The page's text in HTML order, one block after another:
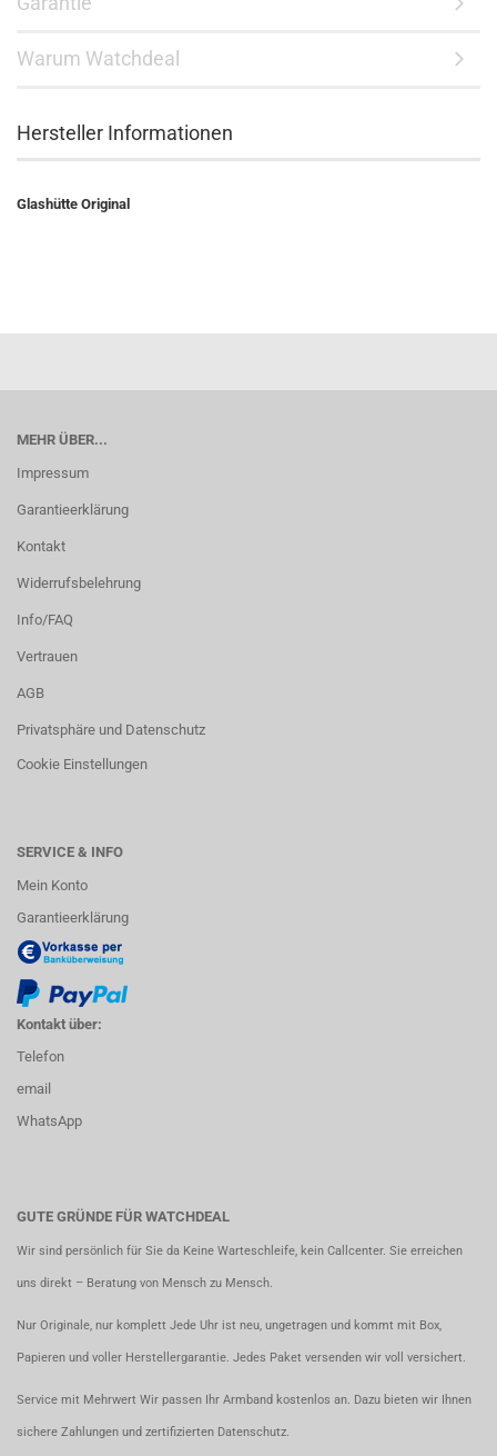
Warum Watchdeal
Hersteller Informationen
Glashütte Original
MEHR ÜBER...
Impressum
Garantieerklärung
Kontakt
Widerrufsbelehrung
Info/FAQ
Vertrauen
AGB
Privatsphäre und Datenschutz
Cookie Einstellungen
SERVICE & INFO
Mein Konto
Garantieerklärung
Kontakt über:
Telefon
email
WhatsApp
GUTE GRÜNDE FÜR WATCHDEAL
Wir sind persönlich für Sie da Keine Warteschleife, kein Callcenter. Sie erreichen
uns direkt – Beratung von Mensch zu Mensch.
Nur Originale, nur komplett Jede Uhr ist neu, ungetragen und kommt mit Box,
Papieren und voller Herstellergarantie. Jedes Paket versenden wir voll versichert.
Service mit Mehrwert Wir passen Ihr Armband kostenlos an. Dazu bieten wir Ihnen
sichere Zahlungen und zertifizierten Datenschutz.